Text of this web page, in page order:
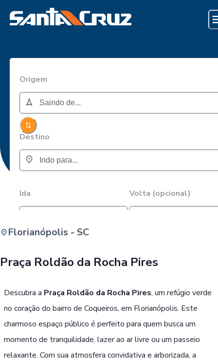
Origem
Destino
Ida Volta (opcional)
Florianópolis - SC
Praça Roldão da Rocha Pires
Descubra a Praça Roldão da Rocha Pires, um refúgio verde
no coração do bairro de Coqueiros, em Florianópolis. Este
charmoso espaço público é perfeito para quem busca um
momento de tranquilidade, lazer ao ar livre ou um passeio
relaxante. Com sua atmosfera convidativa e arborizada, a